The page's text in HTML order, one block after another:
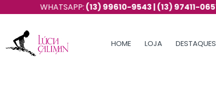
WHATSAPP:(13) 99610-9543 | (13) 97411-0657
HOME LOJA DESTAQUES